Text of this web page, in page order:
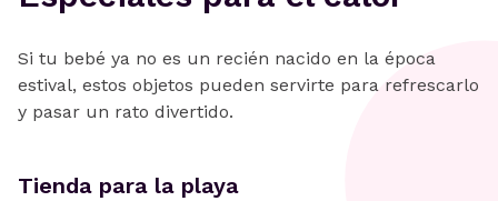
Si tu bebé ya no es un recién nacido en la época
estival, estos objetos pueden servirte para refrescarlo
y pasar un rato divertido.
Tienda para la playa